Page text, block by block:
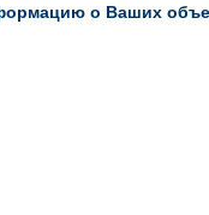
о Ваших